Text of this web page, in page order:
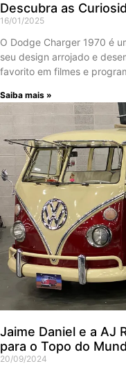
Descubra as
16/01/2025
O Dodge Charger 1970 é
seu design arrojado e
favorito em filmes e
Saiba mais »
Jaime Daniel e a AJ
para o Topo do
20/09/2024